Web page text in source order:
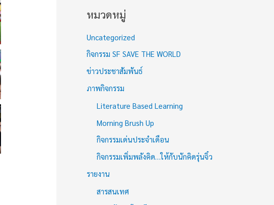
หมวดหมู่
Uncategorized
กิจกรรม SF SAVE THE WORLD
ข่าวประชาสัมพันธ์
ภาพกิจกรรม
Literature Based Learning
Morning Brush Up
กิจกรรมเด่นประจำเดือน
กิจกรรมเพิ่มพลังคิด…ให้กับนักคิดรุ่นจิ๋ว
รายงาน
สารสนเทศ